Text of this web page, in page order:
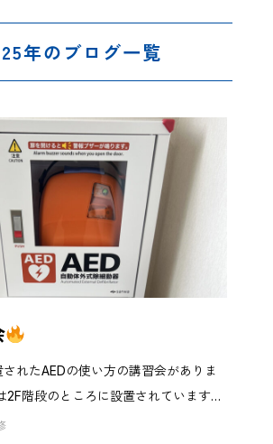
年のブログ一覧
れたAEDの使い方の講習会がありま
2F階段のところに設置されています。
です。 説明をしていただき、見本を